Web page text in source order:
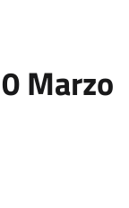
Marzo